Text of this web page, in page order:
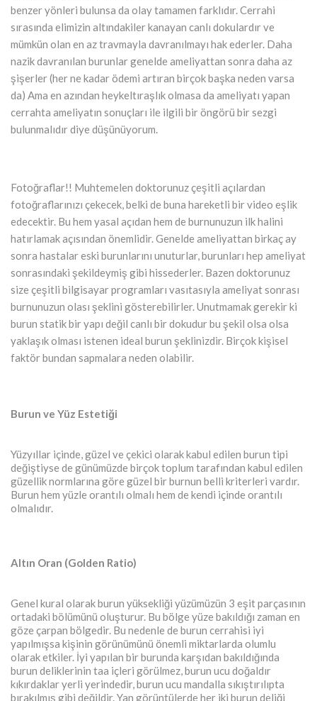
benzer yönleri bulunsa da olay tamamen farklıdır. Cerrahi
sırasında elimizin altındakiler kanayan canlı dokulardır ve
mümkün olan en az travmayla davranılmayı hak ederler. Daha
nazik davranılan burunlar genelde ameliyattan sonra daha az
şişerler (her ne kadar ödemi artıran birçok başka neden varsa
da) Ama en azından heykeltıraşlık olmasa da ameliyatı yapan
cerrahta ameliyatın sonuçları ile ilgili bir öngörü bir sezgi
bulunmalıdır diye düşünüyorum.
Fotoğraflar!! Muhtemelen doktorunuz çeşitli açılardan
fotoğraflarınızı çekecek, belki de buna hareketli bir video eşlik
edecektir. Bu hem yasal açıdan hem de burnunuzun ilk halini
hatırlamak açısından önemlidir. Genelde ameliyattan birkaç ay
sonra hastalar eski burunlarını unuturlar, burunları hep ameliyat
sonrasındaki şekildeymiş gibi hissederler. Bazen doktorunuz
size çeşitli bilgisayar programları vasıtasıyla ameliyat sonrası
burnunuzun olası şeklini gösterebilirler. Unutmamak gerekir ki
burun statik bir yapı değil canlı bir dokudur bu şekil olsa olsa
yaklaşık olması istenen ideal burun şeklinizdir. Birçok kişisel
faktör bundan sapmalara neden olabilir.
Burun ve Yüz Estetiği
Yüzyıllar içinde, güzel ve çekici olarak kabul edilen burun tipi
değiştiyse de günümüzde birçok toplum tarafından kabul edilen
güzellik normlarına göre güzel bir burnun belli kriterleri vardır.
Burun hem yüzle orantılı olmalı hem de kendi içinde orantılı
olmalıdır.
Altın Oran (Golden Ratio)
Genel kural olarak burun yüksekliği yüzümüzün 3 eşit parçasının
ortadaki bölümünü oluşturur. Bu bölge yüze bakıldığı zaman en
göze çarpan bölgedir. Bu nedenle de burun cerrahisi iyi
yapılmışsa kişinin görünümünü önemli miktarlarda olumlu
olarak etkiler. İyi yapılan bir burunda karşıdan bakıldığında
burun deliklerinin taa içleri görülmez, burun ucu doğaldır
kıkırdaklar yerli yerindedir, burun ucu mandalla sıkıştırılıpta
bırakılmış gibi değildir. Yan görüntülerde her iki burun deliği